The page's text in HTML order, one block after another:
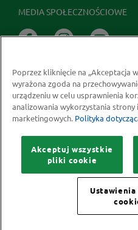
MEDIA SPOŁECZNOŚCIOWE
Prawa autorskie © 2026
Informacje na temat ochrony
Polityka dotycząca plików
Poprzez kliknięcie na „Akceptacja
wyrażona zgoda na
urządzeniu w celu usprawnienia
analizowania wykorzystania strony
marketingowych. Polityka
Akceptuj wszystkie
pliki cookie